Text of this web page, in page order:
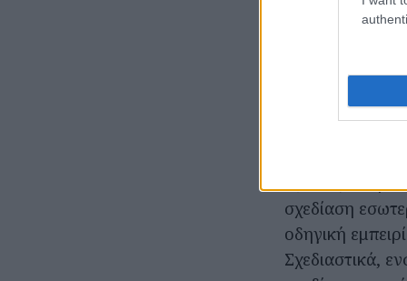
Outlander
σχεδίαση
οδηγική
Σχεδιαστικά,